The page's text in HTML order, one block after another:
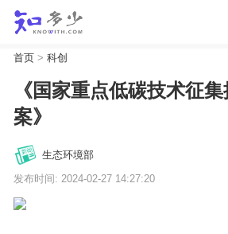
首页> 科创
《国家重点低碳技术征
案》
生态环境部
发布时间: 2024-02-27 14:27:20